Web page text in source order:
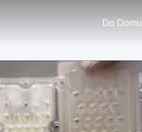
Do Domu